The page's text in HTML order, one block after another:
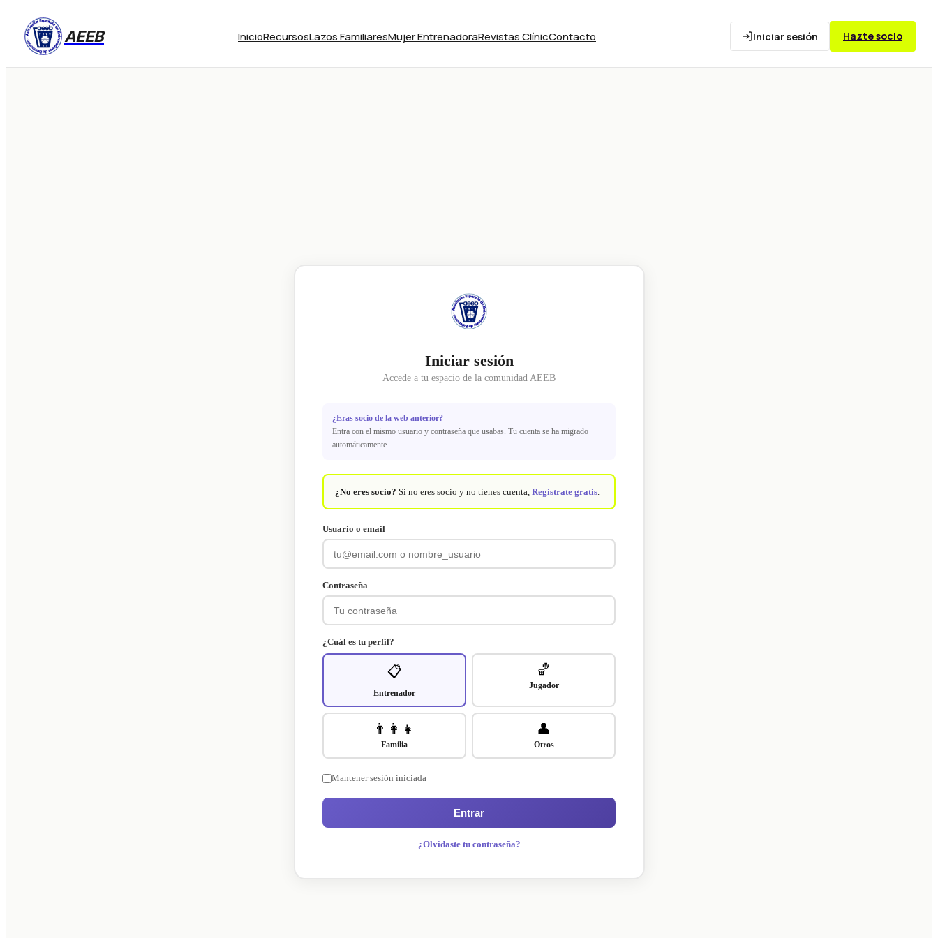
AEEB InicioRecursosLazos FamiliaresMujer EntrenadoraRevistas ClínicContacto Iniciar sesión Hazte socio
Iniciar sesión
Accede a tu espacio de la comunidad AEEB
¿Eras socio de la web anterior?
Entra con el mismo usuario y contraseña que usabas. Tu cuenta se ha migrado
automáticamente.
¿No eres socio? Si no eres socio y no tienes cuenta, Regístrate gratis.
Usuario o email
Contraseña
¿Cuál es tu perfil?
📋
Entrenador
🏀
Jugador
👨‍👩‍👧
Familia
👤
Otros
Mantener sesión iniciada
Entrar
¿Olvidaste tu contraseña?